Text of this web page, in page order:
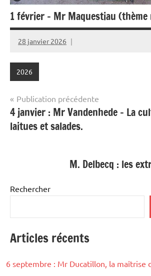
1 février – Mr Maquestiau
28 janvier 2026
Alain
2026
Navigation
de
l’article
Publication précédente
4 janvier : Mr Vandenhede – La
laitues et salades.
M. Delbecq : les
Rechercher
Articles récents
6 septembre : Mr Ducatillon, la maîtrise